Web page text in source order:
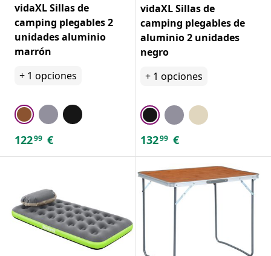
vidaXL Sillas de
camping plegables 2
unidades aluminio
marrón
+ 1 opciones
12299 €
vidaXL Sillas de
camping plegables de
aluminio 2 unidades
negro
+ 1 opciones
13299 €